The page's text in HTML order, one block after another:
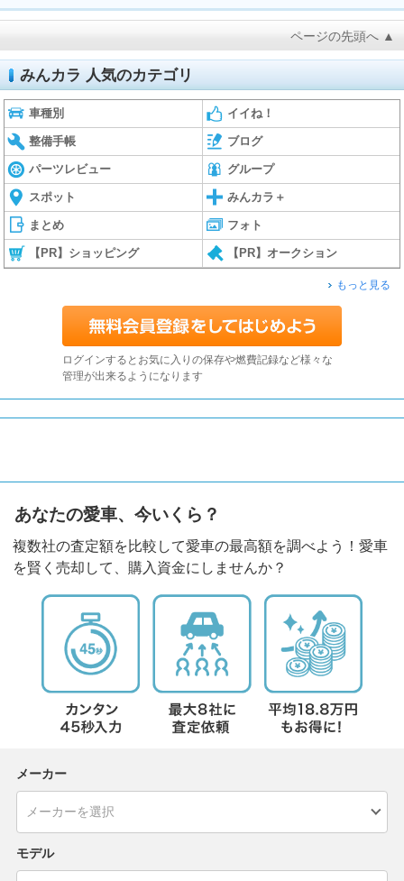
ページの先頭へ ▲
みんカラ 人気のカテゴリ
車種別 イイね！
整備手帳 ブログ
パーツレビュー グループ
スポット みんカラ＋
まとめ フォト
【PR】ショッピング 【PR】オークション
もっと見る
ログインするとお気に入りの保存や燃費記録など様々な
管理が出来るようになります
あなたの愛車、今いくら？
複数社の査定額を比較して愛車の最高額を調べよう！愛車
を賢く売却して、購入資金にしませんか？
メーカー
モデル